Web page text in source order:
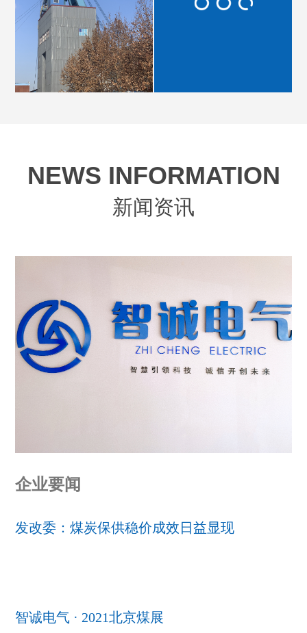
NEWS INFORMATION
新闻资讯
企业要闻
发改委：煤炭保供稳价成效日益显现
智诚电气 · 2021北京煤展